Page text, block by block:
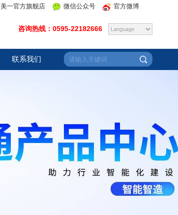
美一官方旗舰店 微信公众号 官方微博
咨询热线：0595-22182666
联系我们